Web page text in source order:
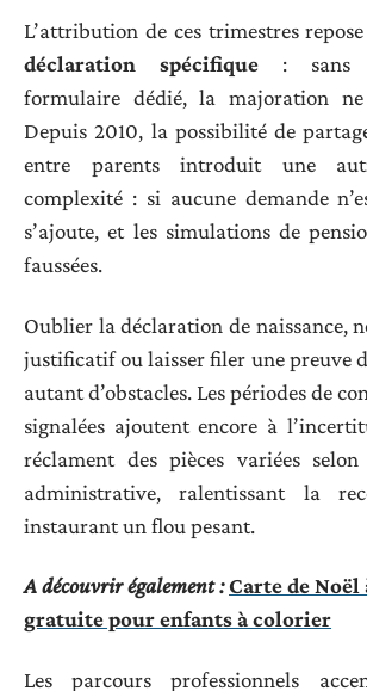
L’attribution de ces trimestres
déclaration spécifique : sans
formulaire dédié, la majoration
Depuis 2010, la possibilité de
entre parents introduit une
complexité : si aucune demande
s’ajoute, et les simulations de
faussées.
Oublier la déclaration de naissance,
justificatif ou laisser filer une preuve
autant d’obstacles. Les périodes de
signalées ajoutent encore à
réclament des pièces variées
administrative, ralentissant la
instaurant un flou pesant.
A découvrir également :Carte de
gratuite pour enfants à colorier
Les parcours professionnels